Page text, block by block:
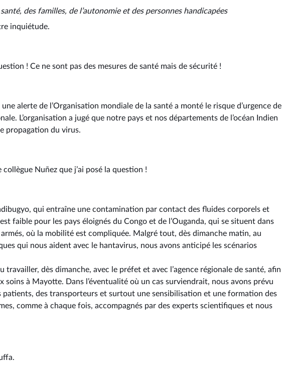
des familles, de l’autonomie et des personnes handicapées
inquiétude.
! Ce ne sont pas des mesures de santé mais de sécurité !
alerte de l’Organisation mondiale de la santé a monté le risque d’urgence de
L’organisation a jugé que notre pays et nos départements de l’océan Indien
propagation du virus.
Nuñez que j’ai posé la question !
qui entraîne une contamination par contact des fluides corporels et
faible pour les pays éloignés du Congo et de l’Ouganda, qui se situent dans
où la mobilité est compliquée. Malgré tout, dès dimanche matin, au
qui nous aident avec le hantavirus, nous avons anticipé les scénarios
dès dimanche, avec le préfet et avec l’agence régionale de santé, afin
soins à Mayotte. Dans l’éventualité où un cas surviendrait, nous avons prévu
patients, des transporteurs et surtout une sensibilisation et une formation des
comme à chaque fois, accompagnés par des experts scientifiques et nous